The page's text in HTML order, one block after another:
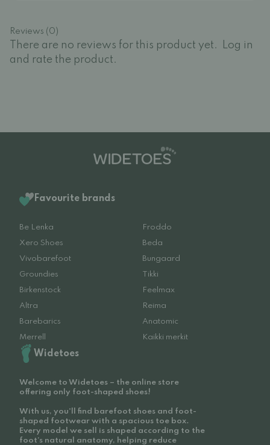
Reviews (0)
There are no reviews for this product yet.
Log in
and rate the product.
Favourite brands
Be Lenka
Froddo
Xero Shoes
Beda
Vivobarefoot
Bungaard
Groundies
Tikki
Birkenstock
Feelmax
Altra
Reima
Barebarics
Anatomic
Merrell
Kaikki merkit
Widetoes
Welcome to Widetoes – the online store
offering only foot-shaped shoes!
With us, you'll find barefoot shoes and foot-
shaped footwear with a spacious toe box.
Every model we sell is shaped according to the
foot’s natural anatomy, helping reduce